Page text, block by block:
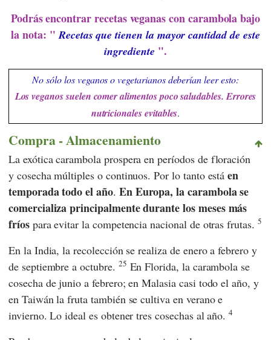
Podrás encontrar recetas veganas con carambola bajo
la nota: "Recetas que tienen la mayor cantidad de este
ingrediente ".
No sólo los veganos o vegetarianos deberían leer esto:
Los veganos suelen comer alimentos poco saludables. Errores
nutricionales evitables.
Compra - Almacenamiento
La exótica carambola prospera en períodos de floración
y cosecha múltiples o continuos. Por lo tanto estáen
temporada todo el año. En Europa, la carambola se
comercializa principalmente durante los meses más
fríospara evitar la competencia nacional de otras frutas. 5
En la India, la recolección se realiza de enero a febrero y
de septiembre a octubre. 25 En Florida, la carambola se
cosecha de junio a febrero; en Malasia casi todo el año, y
en Taiwán la fruta también se cultiva en verano e
invierno. Lo ideal es obtener tres cosechas al año.4